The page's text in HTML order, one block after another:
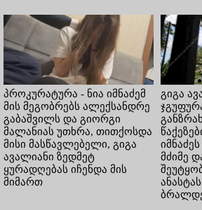
პროკურატურა - ნია იმნაძემ
მის მეგობრებს ალექსანდრე
გაბაშვილს და გიორგი
მალანიას უთხრა, თითქოსდა
მისი მასწავლებელი, გიგა
ავალიანი ზედმეტ
ყურადღებას იჩენდა მის
მიმართ
გიგა
მძიმე